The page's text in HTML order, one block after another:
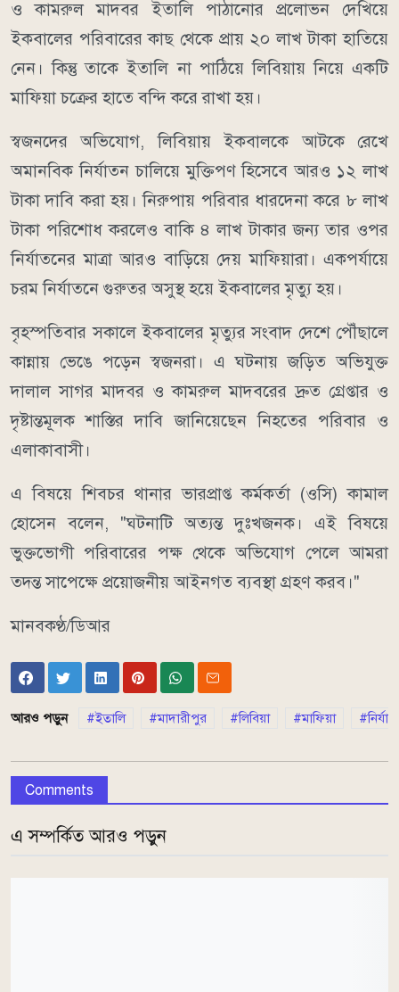
ও কামরুল মাদবর ইতালি পাঠানোর প্রলোভন দেখিয়ে
ইকবালের পরিবারের কাছ থেকে প্রায় ২০ লাখ টাকা হাতিয়ে
নেন। কিন্তু তাকে ইতালি না পাঠিয়ে লিবিয়ায় নিয়ে একটি
মাফিয়া চক্রের হাতে বন্দি করে রাখা হয়।
স্বজনদের অভিযোগ, লিবিয়ায় ইকবালকে আটকে রেখে
অমানবিক নির্যাতন চালিয়ে মুক্তিপণ হিসেবে আরও ১২ লাখ
টাকা দাবি করা হয়। নিরুপায় পরিবার ধারদেনা করে ৮ লাখ
টাকা পরিশোধ করলেও বাকি ৪ লাখ টাকার জন্য তার ওপর
নির্যাতনের মাত্রা আরও বাড়িয়ে দেয় মাফিয়ারা। একপর্যায়ে
চরম নির্যাতনে গুরুতর অসুস্থ হয়ে ইকবালের মৃত্যু হয়।
বৃহস্পতিবার সকালে ইকবালের মৃত্যুর সংবাদ দেশে পৌঁছালে
কান্নায় ভেঙে পড়েন স্বজনরা। এ ঘটনায় জড়িত অভিযুক্ত
দালাল সাগর মাদবর ও কামরুল মাদবরের দ্রুত গ্রেপ্তার ও
দৃষ্টান্তমূলক শাস্তির দাবি জানিয়েছেন নিহতের পরিবার ও
এলাকাবাসী।
এ বিষয়ে শিবচর থানার ভারপ্রাপ্ত কর্মকর্তা (ওসি) কামাল
হোসেন বলেন, "ঘটনাটি অত্যন্ত দুঃখজনক। এই বিষয়ে
ভুক্তভোগী পরিবারের পক্ষ থেকে অভিযোগ পেলে আমরা
তদন্ত সাপেক্ষে প্রয়োজনীয় আইনগত ব্যবস্থা গ্রহণ করব।"
মানবকণ্ঠ/ডিআর
আরও পড়ুন ইতালি মাদারীপুর লিবিয়া মাফিয়া
Comments
এ সম্পর্কিত আরও পড়ুন